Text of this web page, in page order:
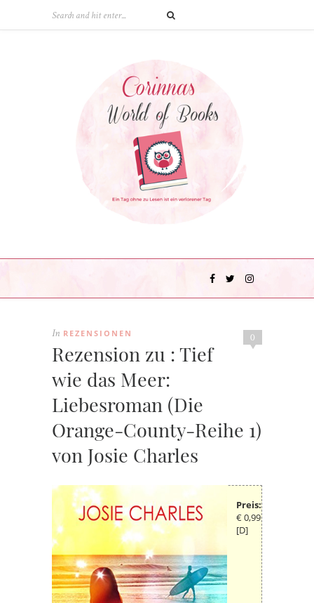
0
In REZENSIONEN
Rezension zu : Tief
wie das Meer:
Liebesroman (Die
Orange-County-Reihe 1)
von Josie Charles
Preis:
€ 0,99
[D]